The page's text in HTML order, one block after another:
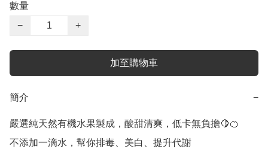
數量
−
+
加至購物車
簡介 −
嚴選純天然有機水果製成，酸甜清爽，低卡無負擔🍋🍊
不添加一滴水，幫你排毒、美白、提升代謝